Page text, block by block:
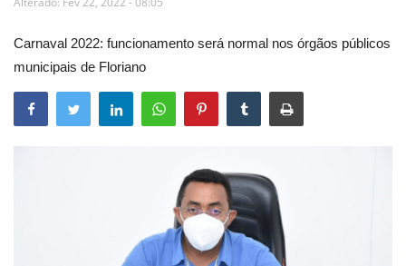
Mural de Licitações
Notícias
Carnaval 2022: funcionamento será normal nos órgãos públicos
municipais de Floriano